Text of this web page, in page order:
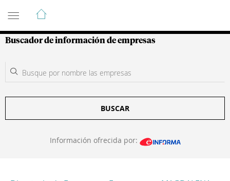
Guía de Empresas Colombianas
Buscador de información de empresas
BUSCAR
Información ofrecida por: